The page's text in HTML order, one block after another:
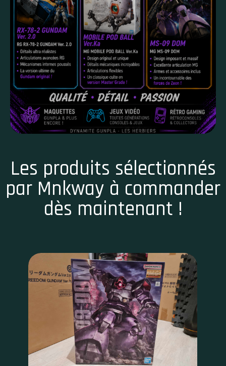
Les produits sélectionnés
par Mnkway à commander
dès maintenant !